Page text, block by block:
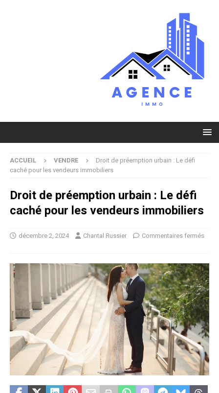
ACCUEIL VENDRE
Droit de préemption urbain : Le défi
caché pour les vendeurs immobiliers
Droit de préemption urbain : Le défi
caché pour les vendeurs immobiliers
décembre 2, 2024 Chantal Russier Commentaires fermés